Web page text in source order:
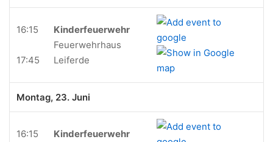
16:15
17:45
Kinderfeuerwehr
Feuerwehrhaus
Leiferde
Montag, 23. Juni
16:15
Kinderfeuerwehr